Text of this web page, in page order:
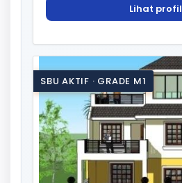
Lihat profil
SBU AKTIF · GRADE M1